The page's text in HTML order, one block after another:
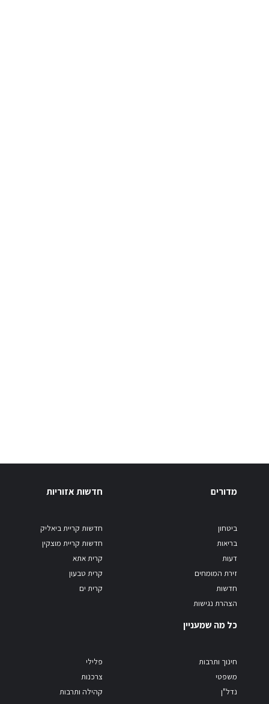
מדורים
ביטחון
בריאות
דעות
זירת המומחים
חדשות
הצהרת נגישות
חדשות אזוריות
חדשות קריית ביאליק
חדשות קריית מוצקין
קרית אתא
קרית טבעון
קרית ים
כל מה שמעניין
חינוך ותרבות
משפטי
נדל"ן
פלילי
צרכנות
קהילה ותרבות